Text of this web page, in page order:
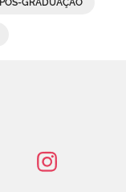
PÓS-GRADUAÇÃO